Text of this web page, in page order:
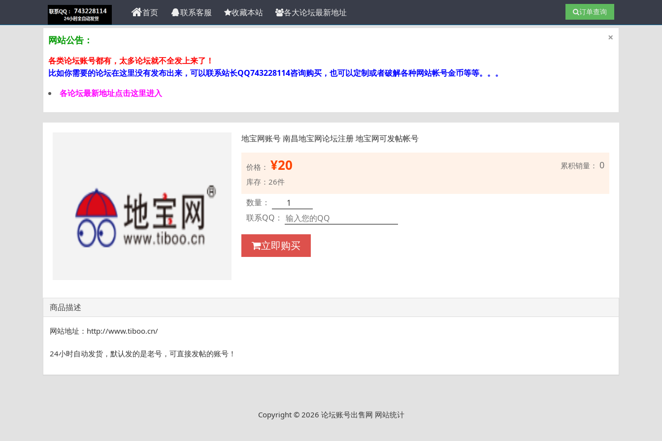
首页 联系客服 收藏本站 各大论坛最新地址 订单查询
×
网站公告：
各类论坛账号都有，太多论坛就不全发上来了！
比如你需要的论坛在这里没有发布出来，可以联系站长QQ743228114咨询购买，也可以定制或者破解各种网站帐号金币等等。。。
各论坛最新地址点击这里进入
地宝网账号 南昌地宝网论坛注册 地宝网可发帖帐号
价格： ¥20 累积销量： 0
库存：26件
数量：
联系QQ：
立即购买
商品描述
网站地址：http://www.tiboo.cn/
24小时自动发货，默认发的是老号，可直接发帖的账号！
Copyright © 2026 论坛账号出售网 网站统计